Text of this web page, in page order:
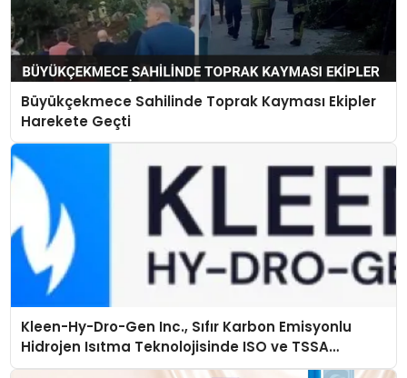
Büyükçekmece Sahilinde Toprak Kayması Ekipler
Harekete Geçti
Kleen-Hy-Dro-Gen Inc., Sıfır Karbon Emisyonlu
Hidrojen Isıtma Teknolojisinde ISO ve TSSA
Düzenleyici Onaylarını Aldı